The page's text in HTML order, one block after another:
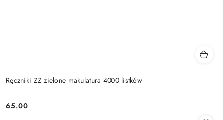
Ręczniki ZZ zielone makulatura 4000 listków
Cena:
65.00